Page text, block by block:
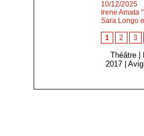
10/12/2025
Irene
Sara Longo
1 2 3
Théâtre
2017
|